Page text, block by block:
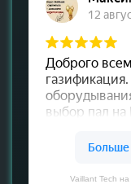
Vaillant Tech